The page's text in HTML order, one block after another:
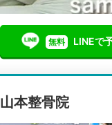
無料 LINEで
山本整骨院